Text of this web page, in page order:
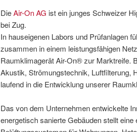
DieAir-On AG ist ein junges Schweizer
bei Zug.
In hauseigenen Labors und Prüfanlagen
zusammen in einem leis­tungsfähigen
Raum­klima­gerät Air-On® zur Marktreife.
Akustik, Strömungstechnik, Luftfilterung,
laufend in die Entwicklung unserer
Das von dem Unternehmen entwickelte
energetisch sanierte Gebäuden stellt